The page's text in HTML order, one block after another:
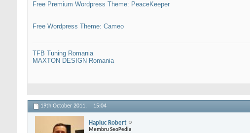
Free Premium Wordpress Theme: PeaceKeeper
Free Wordpress Theme: Cameo
TFB Tuning Romania
MAXTON DESIGN Romania
19th October 2011, 15:04
Hapiuc Robert
Membru SeoPedia